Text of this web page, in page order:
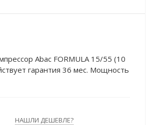
Abac FORMULA 15/55 (10
гарантия 36 мес. Мощность
15/55 (10 бар) составляет 15
НАШЛИ ДЕШЕВЛЕ?